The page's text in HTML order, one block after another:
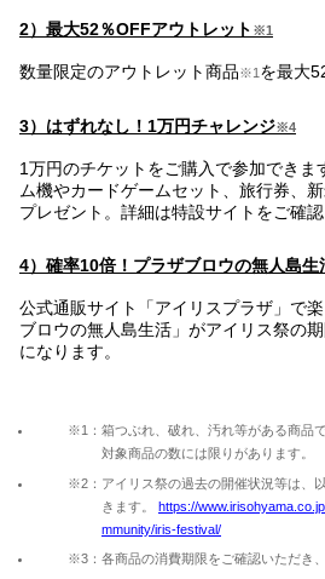
2）最大52％OFFアウトレット ※1
数量限定のアウトレット商品※1 を最大
3）はずれなし！1万円チャレンジ※4
1万円のチケットをご購入で参加できま
ム機やカードゲームセット、旅行券、
プレゼント。詳細は特設サイトをご確認
4）確率10倍！プラザブロウの無人島生
公式通販サイト「アイリスプラザ」で
ブロウの無人島生活」がアイリス祭の
になります。
※1：箱つぶれ、破れ、汚れ等がある商品
対象商品の数には限りがあります。
※2：アイリス祭の過去の開催状況等は、
きます。 https://
mmunity/iris-festival/
※3：各商品の消費期限をご確認いただき